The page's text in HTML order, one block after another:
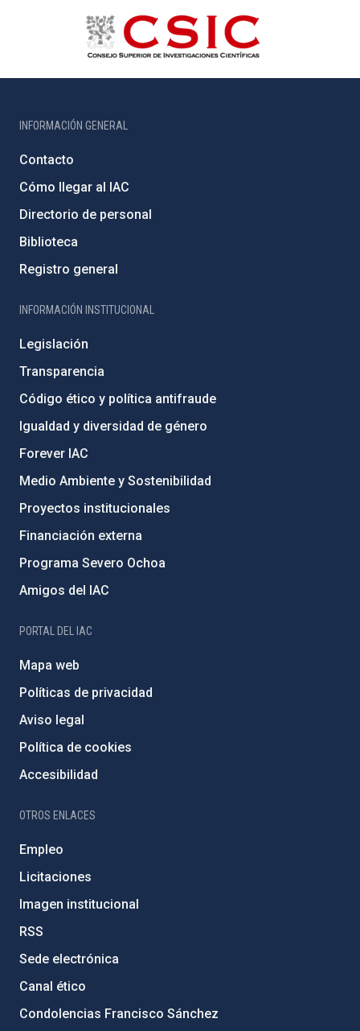
INFORMACIÓN GENERAL
Contacto
Cómo llegar al IAC
Directorio de personal
Biblioteca
Registro general
INFORMACIÓN INSTITUCIONAL
Legislación
Transparencia
Código ético y política antifraude
Igualdad y diversidad de género
Forever IAC
Medio Ambiente y Sostenibilidad
Proyectos institucionales
Financiación externa
Programa Severo Ochoa
Amigos del IAC
PORTAL DEL IAC
Mapa web
Políticas de privacidad
Aviso legal
Política de cookies
Accesibilidad
OTROS ENLACES
Empleo
Licitaciones
Imagen institucional
RSS
Sede electrónica
Canal ético
Condolencias Francisco Sánchez